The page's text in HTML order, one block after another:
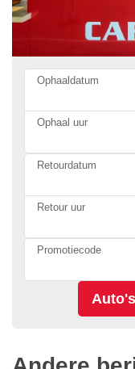
Ophaaldatum
Ophaal uur
Retourdatum
Retour uur
Promotiecode